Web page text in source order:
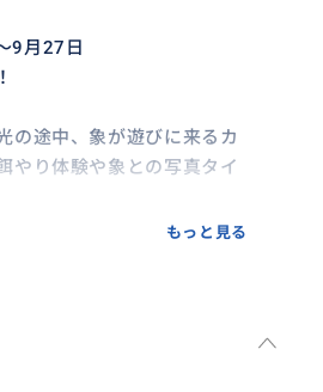
9月27日
の途中、象が遊びに来るカ
やり体験や象との写真タイ
もっと見る